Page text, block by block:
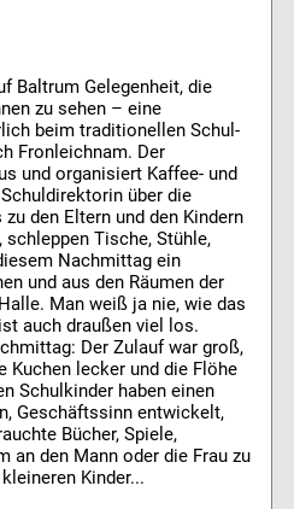
Baltrum Gelegenheit, die
zu sehen – eine
beim traditionellen Schul-
Fronleichnam. Der
und organisiert Kaffee- und
über die
den Eltern und den Kindern
Tische, Stühle,
Nachmittag ein
und aus den Räumen der
Man weiß ja nie, wie das
auch draußen viel los.
Der Zulauf war groß,
Kuchen lecker und die Flöhe
Schulkinder haben einen
Geschäftssinn entwickelt,
Bücher, Spiele,
an den Mann oder die Frau zu
Kinder...